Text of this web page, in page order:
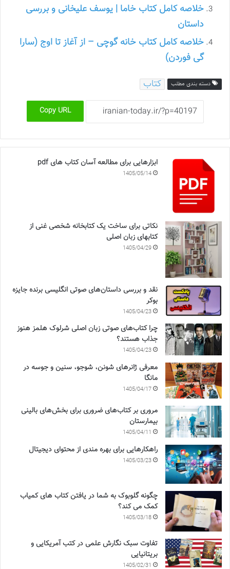
خلاصه کامل کتاب خاما | یوسف علیخانی و بررسی
داستان
خلاصه کامل کتاب خانه گوچی – از آغاز تا اوج (سارا
گی فوردن)
دسته بندی مطلب کتاب
Copy URL
ابزارهایی برای مطالعه آسان کتاب های pdf
1405/05/14
نکاتی برای ساخت یک کتابخانه شخصی غنی از
کتابهای زبان اصلی
1405/04/29
نقد و بررسی داستان‌های صوتی انگلیسی برنده جایزه
بوکر
1405/04/23
چرا کتاب‌های صوتی زبان اصلی شرلوک هلمز هنوز
جذاب هستند؟
1405/04/23
معرفی ژانرهای شونن، شوجو، سنین و جوسه در
مانگا
1405/04/17
مروری بر کتاب‌های ضروری برای بخش‌های بالینی
بیمارستان
1405/04/11
راهکارهایی برای بهره مندی از محتوای دیجیتال
1405/03/23
چگونه گلوبوک به شما در یافتن کتاب های کمیاب
کمک می کند؟
1405/03/18
تفاوت سبک نگارش علمی در کتب آمریکایی و
بریتانیایی
1405/02/31